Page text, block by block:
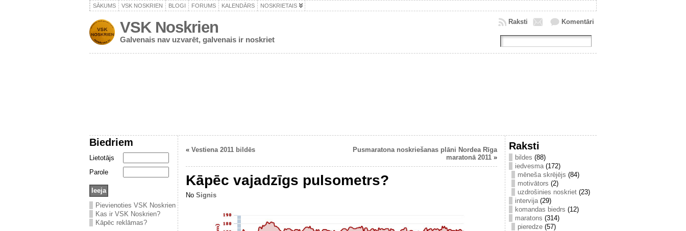
SĀKUMS VSK NOSKRIEN BLOGI FORUMS KALENDĀRS NOSKRIETAIS
VSK Noskrien
Galvenais nav uzvarēt, galvenais ir noskriet
Komentāri
Raksti
Biedriem
Lietotājs
Parole
Pievienoties VSK Noskrien
Kas ir VSK Noskrien?
Kāpēc reklāmas?
« Vestiena 2011 bildēs
Pusmaratona noskriešanas plāni Nordea Rīga
maratonā 2011 »
Kāpēc vajadzīgs pulsometrs?
No Signis
Raksti
bildes (88)
iedvesma(172)
mēneša skrējējs (84)
motivātors (2)
uzdrošinies noskriet (23)
intervija(29)
komandas biedrs (12)
maratons (314)
pieredze (57)